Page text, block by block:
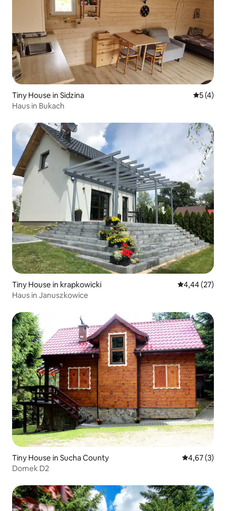
Tiny House in Sidzina
5 (4)
Haus in Bukach
Tiny House in krapkowicki
4,44 (27)
Haus in Januszkowice
Tiny House in Sucha County
4,67 (3)
Domek D2